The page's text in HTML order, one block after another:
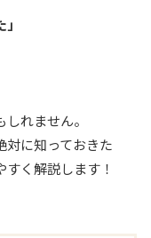
れません。
対に知っておきた
く解説します！